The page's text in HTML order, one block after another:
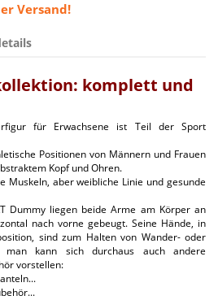
Versand!
komplett und
für Erwachsene ist Teil der Sport
Positionen von Männern und Frauen
Kopf und Ohren.
Muskeln, aber weibliche Linie und gesunde
Dummy liegen beide Arme am Körper an
nach vorne gebeugt. Seine Hände, in
sind zum Halten von Wander- oder
man kann sich durchaus auch andere
vorstellen: